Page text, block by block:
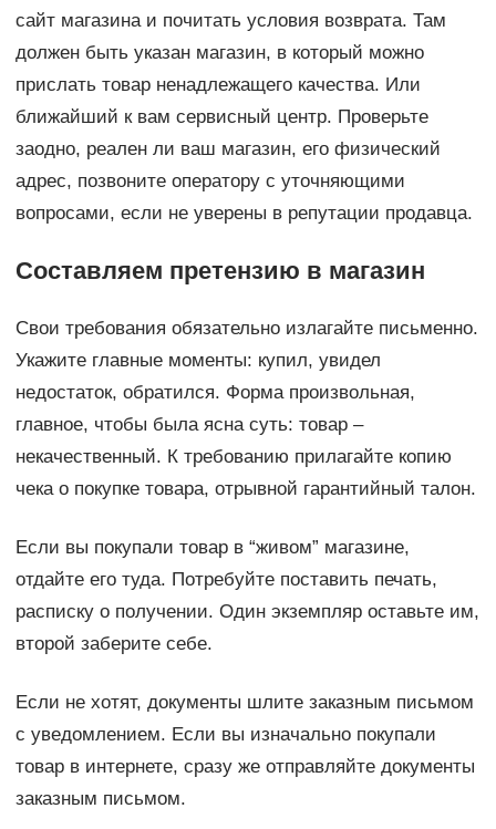
сайт магазина и почитать условия возврата. Там
должен быть указан магазин, в который можно
прислать товар ненадлежащего качества. Или
ближайший к вам сервисный центр. Проверьте
заодно, реален ли ваш магазин, его физический
адрес, позвоните оператору с уточняющими
вопросами, если не уверены в репутации продавца.
Составляем претензию в магазин
Свои требования обязательно излагайте письменно.
Укажите главные моменты: купил, увидел
недостаток, обратился. Форма произвольная,
главное, чтобы была ясна суть: товар –
некачественный. К требованию прилагайте копию
чека о покупке товара, отрывной гарантийный талон.
Если вы покупали товар в “живом” магазине,
отдайте его туда. Потребуйте поставить печать,
расписку о получении. Один экземпляр оставьте им,
второй заберите себе.
Если не хотят, документы шлите заказным письмом
с уведомлением. Если вы изначально покупали
товар в интернете, сразу же отправляйте документы
заказным письмом.